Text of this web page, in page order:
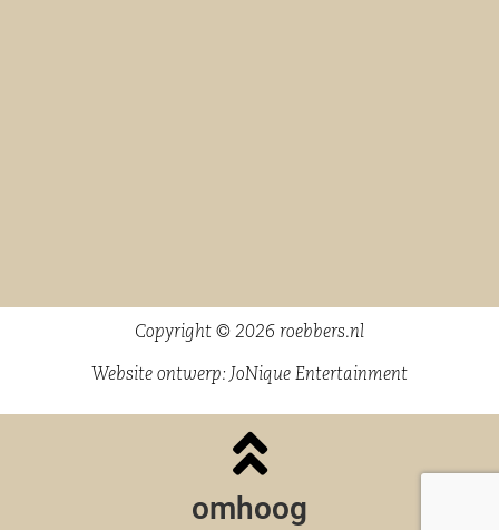
Copyright © 2026 roebbers.nl
Website ontwerp: JoNique Entertainment
omhoog